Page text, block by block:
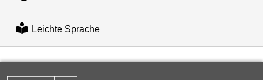
Leichte Sprache